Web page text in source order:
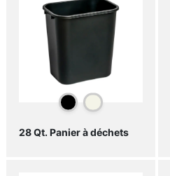
28 Qt. Panier à déchets